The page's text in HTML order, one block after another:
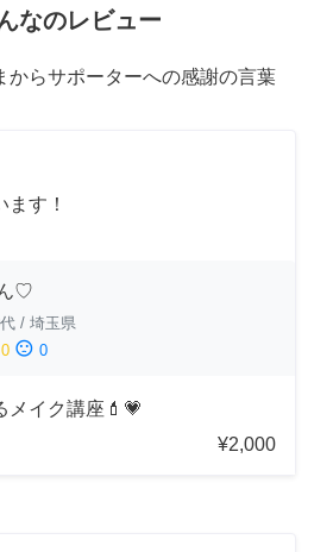
なのレビュー
からサポーターへの感謝の言葉
す！
♡
/ 埼玉県
0 sentiment_dissatisfied 0
メイク講座💄💗
¥2,000